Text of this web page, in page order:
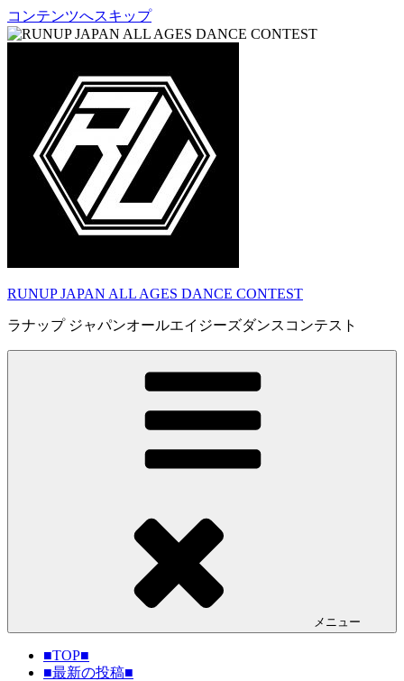
コンテンツへスキップ
RUNUP JAPAN ALL AGES DANCE CONTEST
ラナップ ジャパンオールエイジーズダンスコンテスト
メニュー
■TOP■
■最新の投稿■